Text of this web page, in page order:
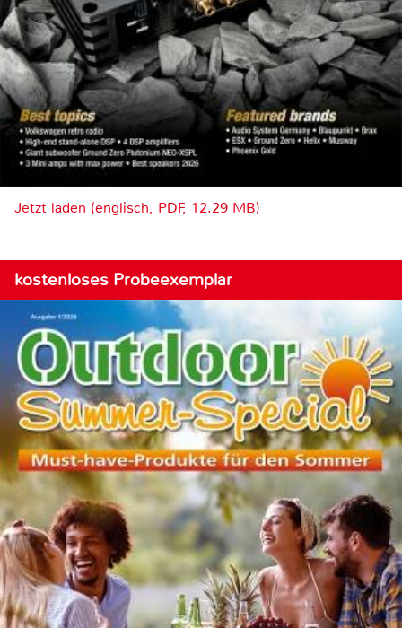
Jetzt laden (englisch, PDF, 12.29 MB)
kostenloses Probeexemplar